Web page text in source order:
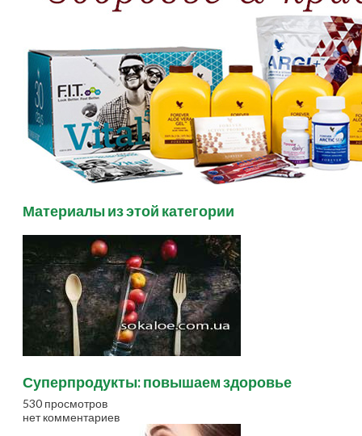
Материалы из этой категории
Суперпродукты: повышаем здоровье
530 просмотров
нет комментариев